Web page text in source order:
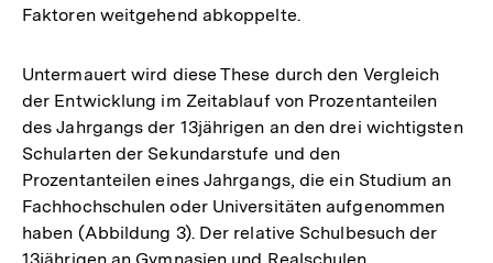
Faktoren weitgehend abkoppelte.
Untermauert wird diese These durch den Vergleich
der Entwicklung im Zeitablauf von Prozentanteilen
des Jahrgangs der 13jährigen an den drei wichtigsten
Schularten der Sekundarstufe und den
Prozentanteilen eines Jahrgangs, die ein Studium an
Fachhochschulen oder Universitäten aufgenommen
haben (Abbildung 3). Der relative Schulbesuch der